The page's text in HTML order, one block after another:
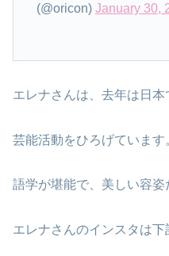
(@oricon) January 30,
エレナさんは、去年は日本
芸能活動をひろげています
語学が堪能で、美しい容姿
エレナさんのインスタは下